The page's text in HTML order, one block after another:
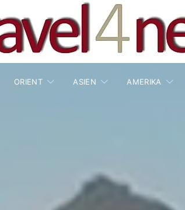
ORIENT ASIEN AMERIKA